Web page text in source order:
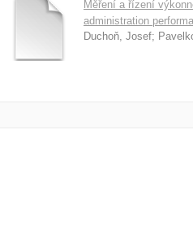
Měření a řízení
administration
Duchoň, Josef;